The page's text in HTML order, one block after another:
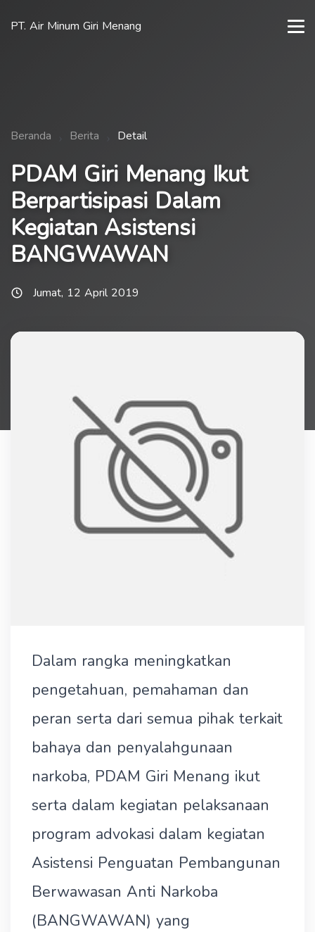
PT. Air Minum Giri Menang
Beranda Berita Detail
PDAM Giri Menang Ikut
Berpartisipasi Dalam
Kegiatan Asistensi
BANGWAWAN
Jumat, 12 April 2019
Dalam rangka meningkatkan
pengetahuan, pemahaman dan
peran serta dari semua pihak terkait
bahaya dan penyalahgunaan
narkoba, PDAM Giri Menang ikut
serta dalam kegiatan pelaksanaan
program advokasi dalam kegiatan
Asistensi Penguatan Pembangunan
Berwawasan Anti Narkoba
(BANGWAWAN) yang